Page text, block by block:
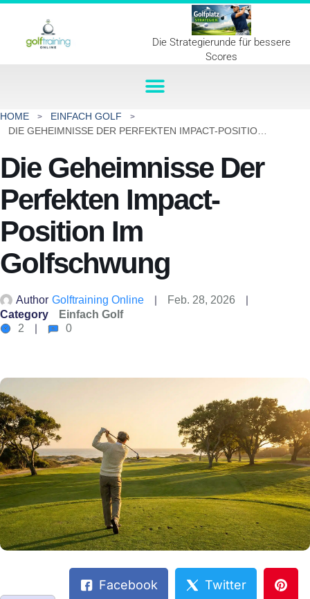
Die Strategierunde für bessere
Scores
HOME
EINFACH GOLF
Die Geheimnisse Der
Perfekten Impact-
Position Im
Golfschwung
Author Golftraining Online
Feb. 28, 2026
Category
Einfach Golf
2
0
Facebook Twitter